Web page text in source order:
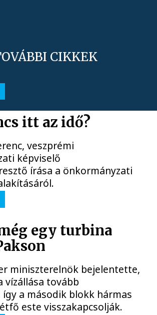
CIKKEK
itt az idő?
veszprémi
képviselő
írása a önkormányzati
egy turbina
miniszterelnök bejelentette,
vízállása tovább
a második blokk hármas
este visszakapcsolják.